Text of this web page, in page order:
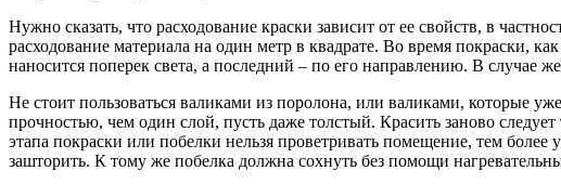
Нужно сказать, что расходование краски зависит от ее свойств, в
расходование материала на один метр в квадрате. Во время покраски,
наносится поперек света, а последний – по его направлению. В случае
Не стоит пользоваться валиками из поролона, или валиками, которые
прочностью, чем один слой, пусть даже толстый. Красить заново
этапа покраски или побелки нельзя проветривать помещение, тем
зашторить. К тому же побелка должна сохнуть без помощи